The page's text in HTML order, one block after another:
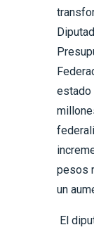
estado
pesos
un
El